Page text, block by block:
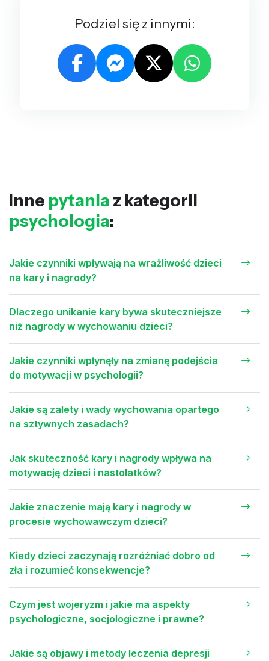
Podziel się z innymi:
Inne pytania z kategorii
psychologia:
Jakie czynniki wpływają na wrażliwość dzieci
na kary i nagrody?
Dlaczego unikanie kary bywa skuteczniejsze
niż nagrody w wychowaniu dzieci?
Jakie czynniki wpłynęły na zmianę podejścia
do motywacji w psychologii?
Jakie są zalety i wady wychowania opartego
na sztywnych zasadach?
Jak skuteczność kary i nagrody wpływa na
motywację dzieci i nastolatków?
Jakie znaczenie mają kary i nagrody w
procesie wychowawczym dzieci?
Kiedy dzieci zaczynają rozróżniać dobro od
zła i rozumieć konsekwencje?
Czym jest wojeryzm i jakie ma aspekty
psychologiczne, socjologiczne i prawne?
Jakie są objawy i metody leczenia depresji